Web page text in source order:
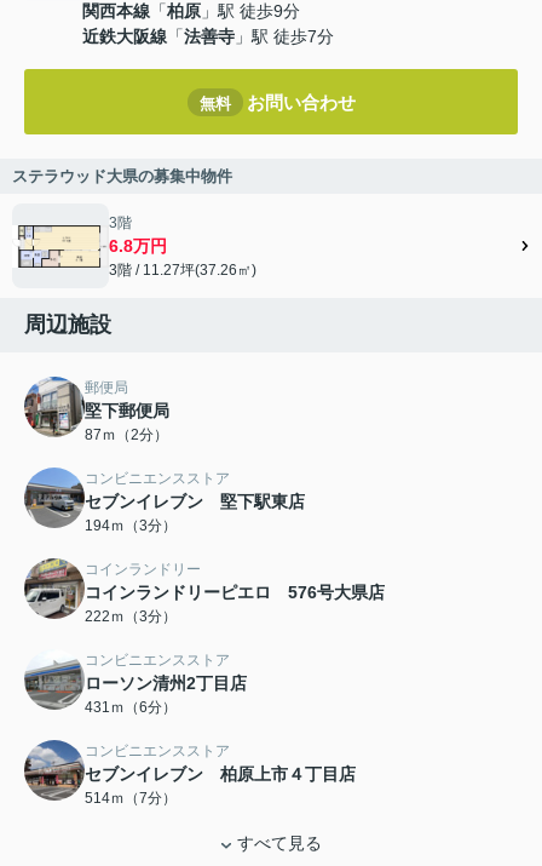
関西本線 「柏原 」駅 徒歩9分
近鉄大阪線 「法善寺 」駅 徒歩7分
無料 お問い合わせ
ステラウッド大県の募集中物件
3階
6.8万円
3階 / 11.27坪(37.26㎡)
周辺施設
郵便局
堅下郵便局
87ｍ（2分）
コンビニエンスストア
セブンイレブン 堅下駅東店
194ｍ（3分）
コインランドリー
コインランドリーピエロ 576号大県店
222ｍ（3分）
コンビニエンスストア
ローソン清州2丁目店
431ｍ（6分）
コンビニエンスストア
セブンイレブン 柏原上市４丁目店
514ｍ（7分）
すべて見る